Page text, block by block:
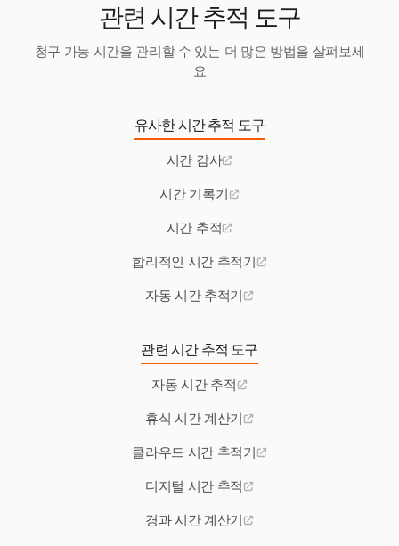
관련 시간 추적 도구
청구 가능 시간을 관리할 수 있는 더 많은 방법을 살펴보세
요
유사한 시간 추적 도구
시간 감사
시간 기록기
시간 추적
합리적인 시간 추적기
자동 시간 추적기
관련 시간 추적 도구
자동 시간 추적
휴식 시간 계산기
클라우드 시간 추적기
디지털 시간 추적
경과 시간 계산기